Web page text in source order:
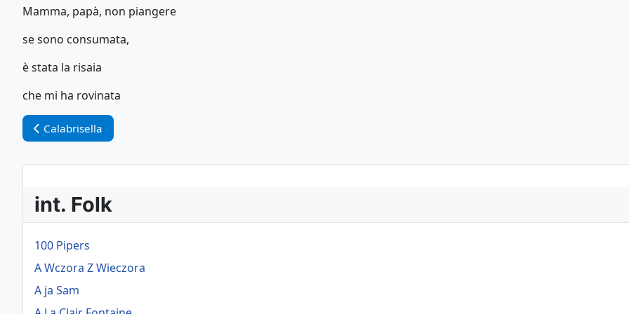
Mamma, papà, non piangere
se sono consumata,
è stata la risaia
che mi ha rovinata
Vorheriger Beitrag: Calabrisella
Calabrisella
int. Folk
100 Pipers
A Wczora Z Wieczora
A ja Sam